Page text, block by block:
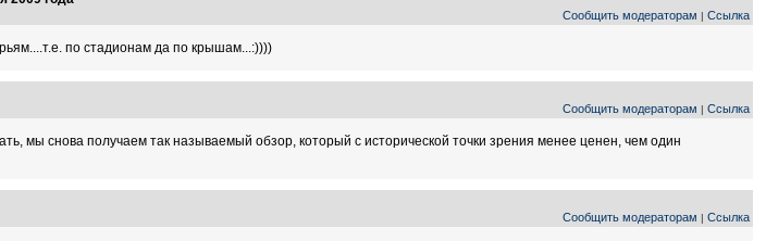
Сообщить модераторам | Ссылка
по стадионам да по крышам...:))))
Сообщить модераторам | Ссылка
мы снова получаем так называемый обзор, который с исторической точки зрения менее ценен, чем один
Сообщить модераторам | Ссылка